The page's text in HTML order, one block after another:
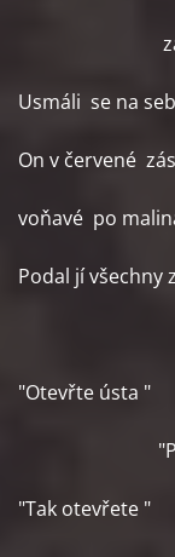
za
Usmáli se na
On v červené
voňavé po
Podal jí všechny
"Otevřte ústa "
"Tak otevřete "